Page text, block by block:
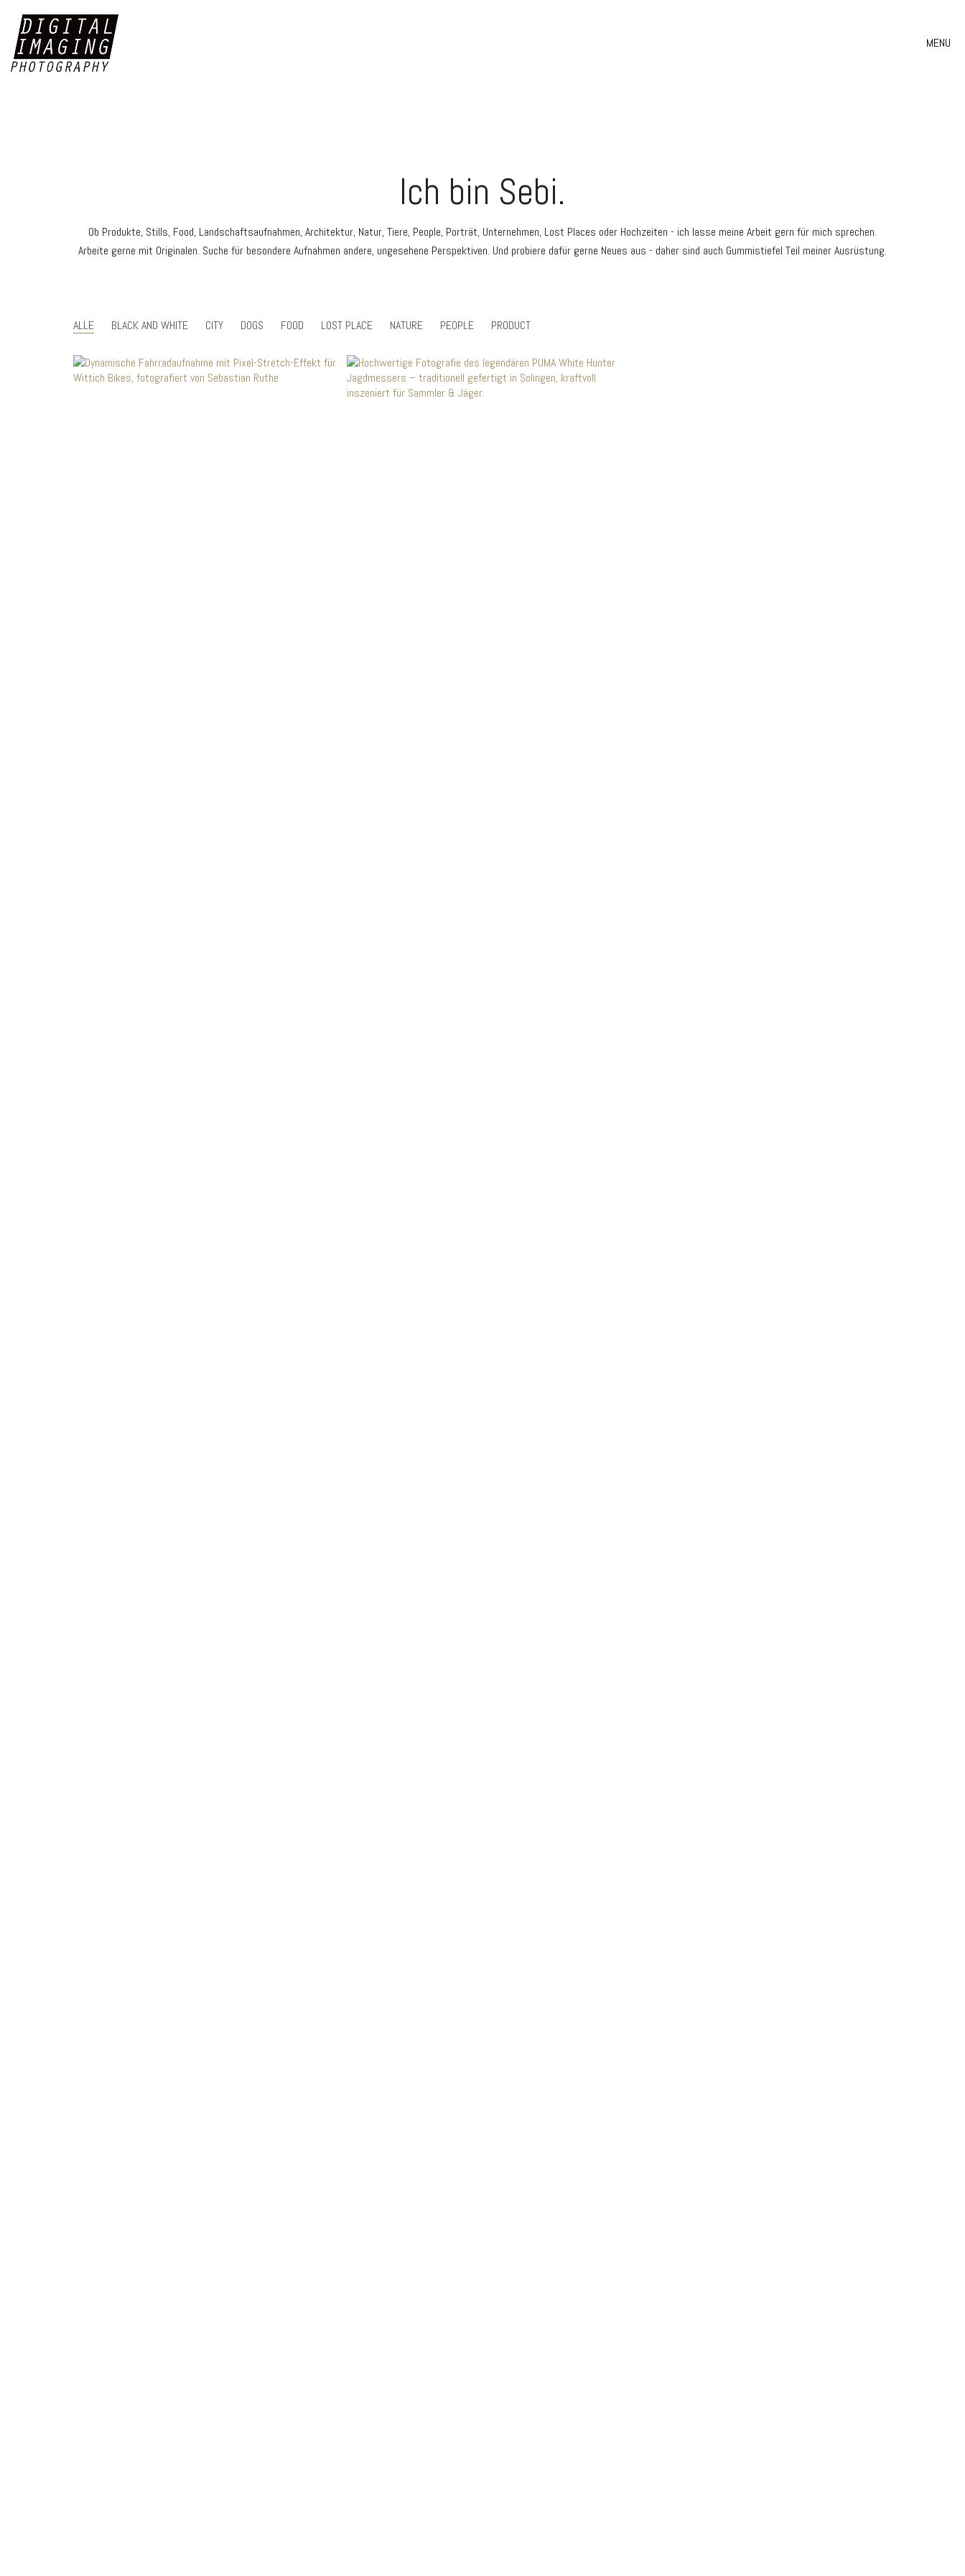
MENU
Ich bin Sebi.
Ob Produkte, Stills, Food, Landschaftsaufnahmen, Architektur, Natur, Tiere, People, Porträt, Unternehmen, Lost Places oder Hochzeiten - ich lasse meine Arbeit gern für mich sprechen.
Arbeite gerne mit Originalen. Suche für besondere Aufnahmen andere, ungesehene Perspektiven. Und probiere dafür gerne Neues aus - daher sind auch Gummistiefel Teil meiner Ausrüstung.
ALLE BLACK AND WHITE CITY DOGS FOOD LOST PLACE NATURE PEOPLE PRODUCT